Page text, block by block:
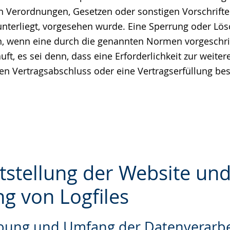
Verordnungen, Gesetzen oder sonstigen
vorgesehen wurde. Eine Sperrung oder
wenn eine durch die genannten Normen
es sei denn, dass eine Erforderlichkeit zur
Vertragsabschluss oder eine Vertragserfüllung
der Website
von Logfiles